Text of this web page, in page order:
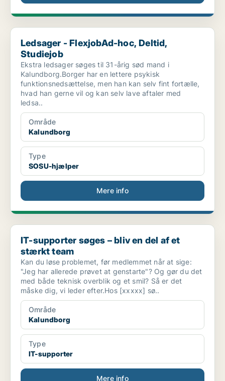
Ledsager - FlexjobAd-hoc, Deltid, Studiejob
Ledsager - FlexjobAd-hoc, Deltid,
Studiejob
Ekstra ledsager søges til 31-årig sød mand i
Kalundborg.Borger har en lettere psykisk
funktionsnedsættelse, men han kan selv fint fortælle,
hvad han gerne vil og kan selv lave aftaler med
ledsa..
Område
Kalundborg
Type
SOSU-hjælper
Mere info
IT-supporter søges – bliv en del af et stærkt team
IT-supporter søges – bliv en del af et
stærkt team
Kan du løse problemet, før medlemmet når at sige:
"Jeg har allerede prøvet at genstarte"? Og gør du det
med både teknisk overblik og et smil? Så er det
måske dig, vi leder efter.Hos [xxxxx] sø..
Område
Kalundborg
Type
IT-supporter
Mere info